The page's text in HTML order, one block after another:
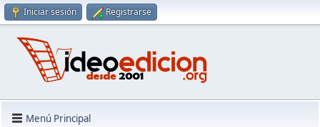
Iniciar sesión Registrarse
Menú Principal